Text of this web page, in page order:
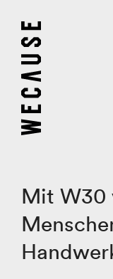
Mit W30